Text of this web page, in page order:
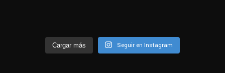
Cargar más Seguir en Instagram